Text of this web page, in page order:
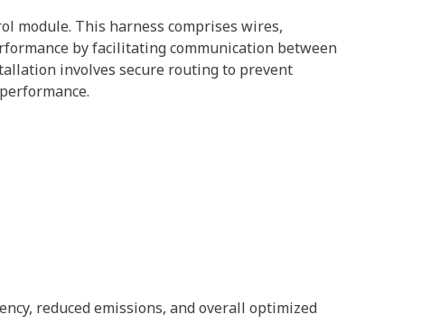
module. This harness comprises wires,
by facilitating communication between
involves secure routing to prevent
reduced emissions, and overall optimized